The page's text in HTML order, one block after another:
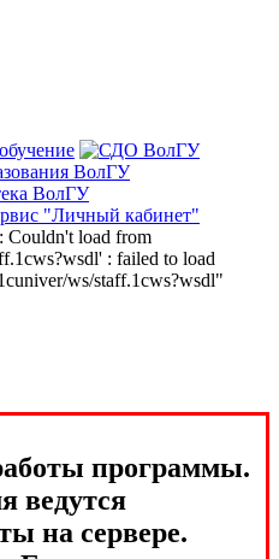
ВолГУ
ВолГУ
"Личный кабинет"
Couldn't load from
: failed to load
ws/staff.1cws?wsdl"
программы.
ведутся
на сервере.